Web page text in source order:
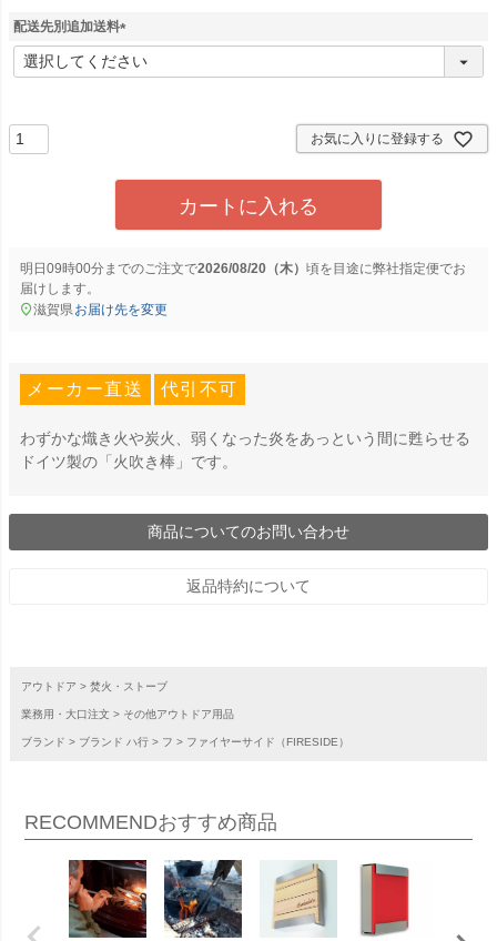
配送先別追加送料
(
必
お気に入りに登録する
カートに入れる
明日 09時00分までのご注文で2026/08/20（木） に弊社指定便でお
届けします。
滋賀県お届け先を変更
メーカー直送 代引不可
わずかな熾き火や炭火、弱くなった炎をあっという間に甦らせる
ドイツ製の「火吹き棒」です。
商品についてのお問い合わせ
返品特約について
アウトドア 焚火・ストーブ
業務用・大口注文 その他アウトドア用品
ブランド ブランド ハ行 フ ファイヤーサイド（FIRESIDE）
RECOMMENDおすすめ商品